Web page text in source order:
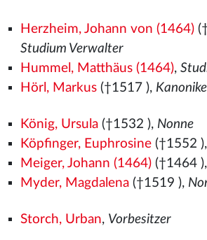
Herzheim, Johann von (1464)
Studium Verwalter
Hummel, Matthäus (1464),
Hörl, Markus(†1517 ),
König, Ursula(†1532 ), Nonne
Köpfinger, Euphrosine(†1552 ),
Meiger, Johann (1464)(†1464 ),
Myder, Magdalena(†1519 ),
Storch, Urban, Vorbesitzer